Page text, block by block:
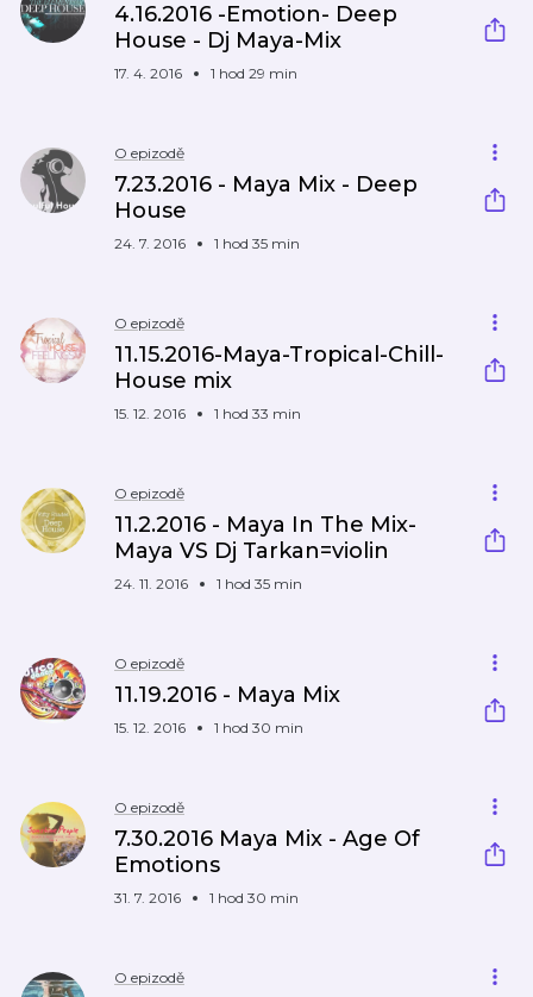
4.16.2016 -Emotion- Deep
House - Dj Maya-Mix
17. 4. 2016 1 hod 29 min
O epizodě
7.23.2016 - Maya Mix - Deep
House
24. 7. 2016 1 hod 35 min
O epizodě
11.15.2016-Maya-Tropical-Chill-
House mix
15. 12. 2016 1 hod 33 min
O epizodě
11.2.2016 - Maya In The Mix-
Maya VS Dj Tarkan=violin
24. 11. 2016 1 hod 35 min
O epizodě
11.19.2016 - Maya Mix
15. 12. 2016 1 hod 30 min
O epizodě
7.30.2016 Maya Mix - Age Of
Emotions
31. 7. 2016 1 hod 30 min
O epizodě